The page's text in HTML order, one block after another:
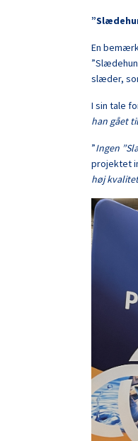
En
slæder,
I sin tale
han gået
”Ingen
projektet
høj kvalitet